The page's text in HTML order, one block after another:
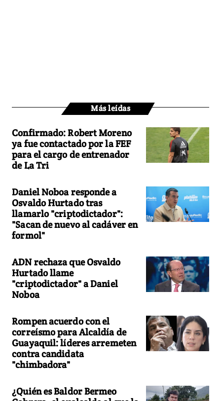
Más leídas
Confirmado: Robert Moreno
ya fue contactado por la FEF
para el cargo de entrenador
de La Tri
Daniel Noboa responde a
Osvaldo Hurtado tras
llamarlo "criptodictador":
"Sacan de nuevo al cadáver en
formol"
ADN rechaza que Osvaldo
Hurtado llame
"criptodictador" a Daniel
Noboa
Rompen acuerdo con el
correísmo para Alcaldía de
Guayaquil: líderes arremeten
contra candidata
"chimbadora"
¿Quién es Baldor Bermeo